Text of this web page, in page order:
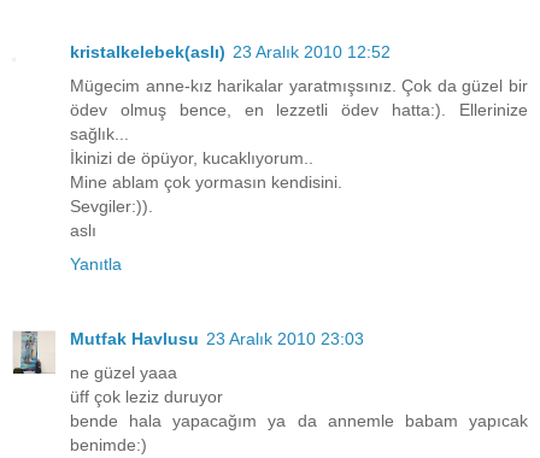
kristalkelebek(aslı) 23 Aralık 2010 12:52
Mügecim anne-kız harikalar yaratmışsınız. Çok da güzel bir
ödev olmuş bence, en lezzetli ödev hatta:). Ellerinize
sağlık...
İkinizi de öpüyor, kucaklıyorum..
Mine ablam çok yormasın kendisini.
Sevgiler:)).
aslı
Yanıtla
Mutfak Havlusu 23 Aralık 2010 23:03
ne güzel yaaa
üff çok leziz duruyor
bende hala yapacağım ya da annemle babam yapıcak
benimde:)